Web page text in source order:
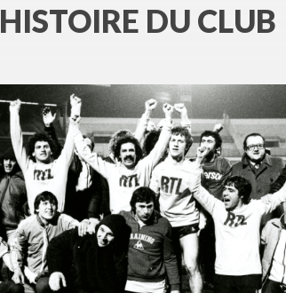
HISTOIRE DU CLUB